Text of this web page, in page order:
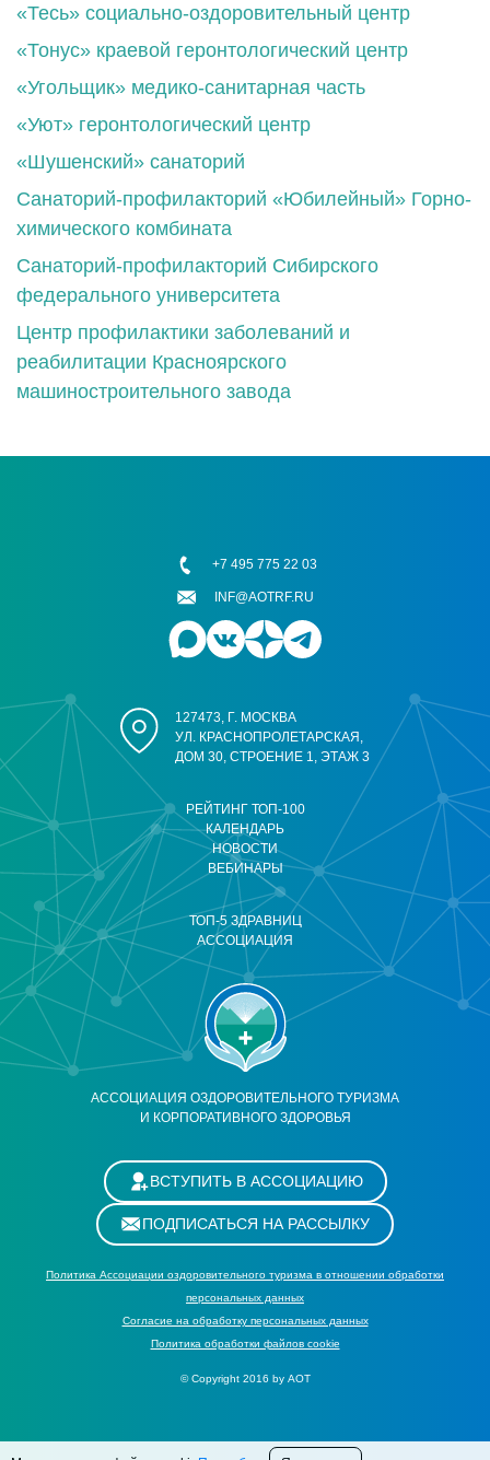
«Тесь» социально-оздоровительный центр
«Тонус» краевой геронтологический центр
«Угольщик» медико-санитарная часть
«Уют» геронтологический центр
«Шушенский» санаторий
Санаторий-профилакторий «Юбилейный» Горно-
химического комбината
Санаторий-профилакторий Сибирского
федерального университета
Центр профилактики заболеваний и
реабилитации Красноярского
машиностроительного завода
АССОЦИАЦИЯ ОЗДОРОВИТЕЛЬНОГО ТУРИЗМА
И КОРПОРАТИВНОГО ЗДОРОВЬЯ
РЕЙТИНГ ТОП-100
КАЛЕНДАРЬ
НОВОСТИ
ВЕБИНАРЫ
ТОП-5 ЗДРАВНИЦ
АССОЦИАЦИЯ
127473, Г. МОСКВА
УЛ. КРАСНОПРОЛЕТАРСКАЯ,
ДОМ 30, СТРОЕНИЕ 1, ЭТАЖ 3
+7 495 775 22 03
INF@AOTRF.RU
ВСТУПИТЬ В АССОЦИАЦИЮ
ПОДПИСАТЬСЯ НА РАССЫЛКУ
Политика Ассоциации оздоровительного туризма в отношении обработки
персональных данных
Cогласие на обработку персональных данных
Политика обработки файлов cookie
© Copyright 2016 by АОТ